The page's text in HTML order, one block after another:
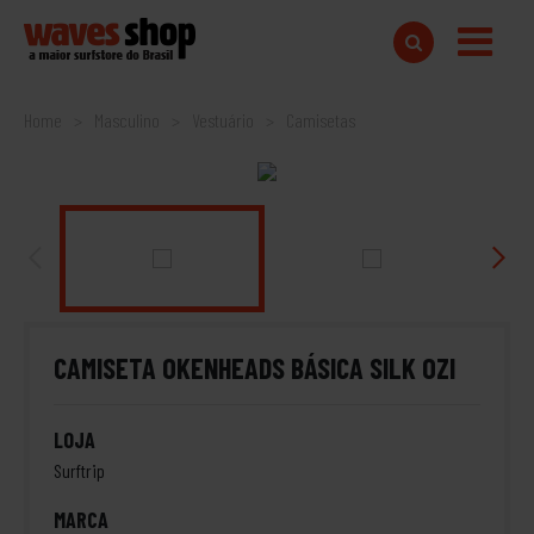
Home Camisetas
CAMISETA OKENHEADS BÁSICA SILK OZI
LOJA
Surftrip
MARCA